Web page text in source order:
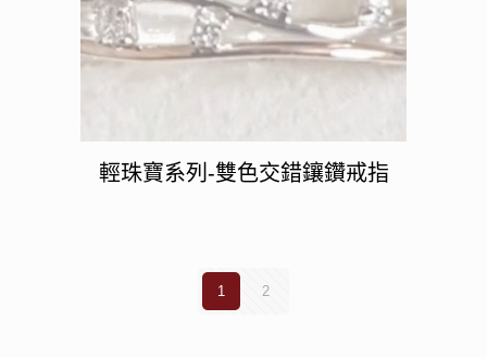
輕珠寶系列-雙色交錯鑲鑽戒指
1 2